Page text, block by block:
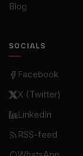
Blog
SOCIALS
Facebook
X (Twitter)
LinkedIn
RSS-feed